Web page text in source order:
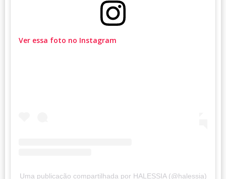
Ver essa foto no Instagram
Uma publicação compartilhada por HALESSIA (@halessia)